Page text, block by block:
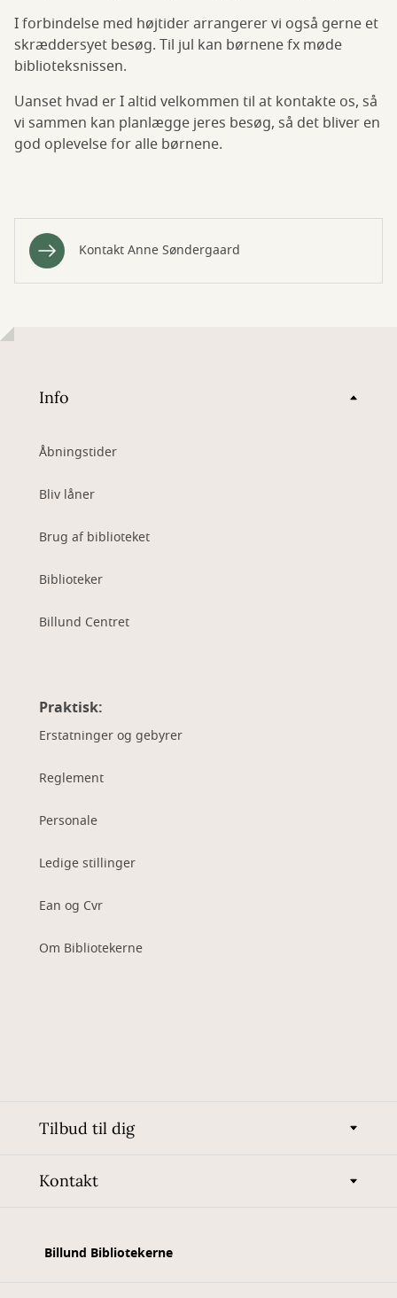
I forbindelse med højtider arrangerer vi også gerne et
skræddersyet besøg. Til jul kan børnene fx møde
biblioteksnissen.
Uanset hvad er I altid velkommen til at kontakte os, så
vi sammen kan planlægge jeres besøg, så det bliver en
god oplevelse for alle børnene.
Kontakt Anne Søndergaard
Info
Åbningstider
Bliv låner
Brug af biblioteket
Biblioteker
Billund Centret
Praktisk:
Erstatninger og gebyrer
Reglement
Personale
Ledige stillinger
Ean og Cvr
Om Bibliotekerne
Tilbud til dig
Kontakt
Billund Bibliotekerne